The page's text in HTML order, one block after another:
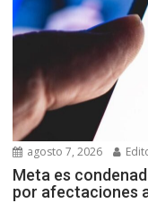
agosto 7, 2026
Meta es
por afectaciones